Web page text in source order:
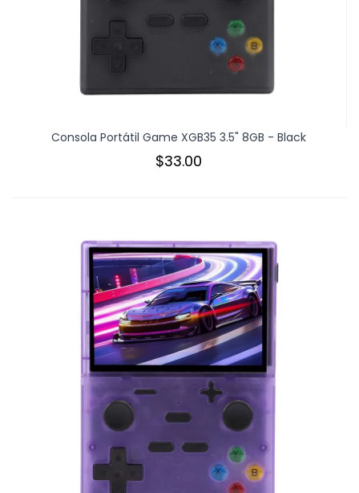
Consola Portátil Game XGB35 3.5" 8GB - Black
$33.00